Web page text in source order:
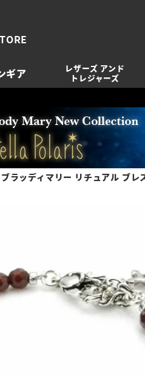
ギア
レザーズ アンド
トレジャーズ
ブラッディマリー リチュアル ブ